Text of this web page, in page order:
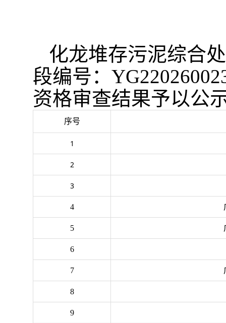
化龙堆存污泥综合
段编号：
资格审查结果予以公
序号
1
2
3
4
5
6
7
8
9